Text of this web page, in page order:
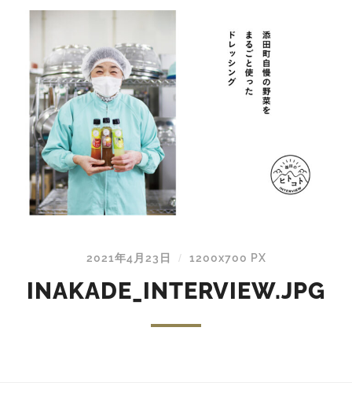
2021年4月23日 / 1200x700 PX
INAKADE_INTERVIEW.JPG